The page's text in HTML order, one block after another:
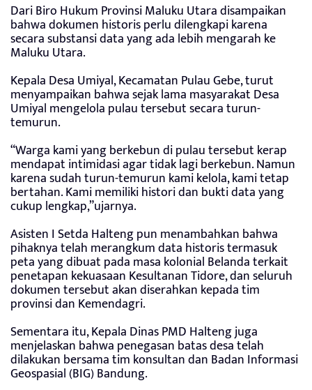
Dari Biro Hukum Provinsi Maluku Utara disampaikan
bahwa dokumen historis perlu dilengkapi karena
secara substansi data yang ada lebih mengarah ke
Maluku Utara.
Kepala Desa Umiyal, Kecamatan Pulau Gebe, turut
menyampaikan bahwa sejak lama masyarakat Desa
Umiyal mengelola pulau tersebut secara turun-
temurun.
“Warga kami yang berkebun di pulau tersebut kerap
mendapat intimidasi agar tidak lagi berkebun. Namun
karena sudah turun-temurun kami kelola, kami tetap
bertahan. Kami memiliki histori dan bukti data yang
cukup lengkap,”ujarnya.
Asisten I Setda Halteng pun menambahkan bahwa
pihaknya telah merangkum data historis termasuk
peta yang dibuat pada masa kolonial Belanda terkait
penetapan kekuasaan Kesultanan Tidore, dan seluruh
dokumen tersebut akan diserahkan kepada tim
provinsi dan Kemendagri.
Sementara itu, Kepala Dinas PMD Halteng juga
menjelaskan bahwa penegasan batas desa telah
dilakukan bersama tim konsultan dan Badan Informasi
Geospasial (BIG) Bandung.